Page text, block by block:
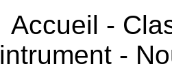
Accueil -
intrument-